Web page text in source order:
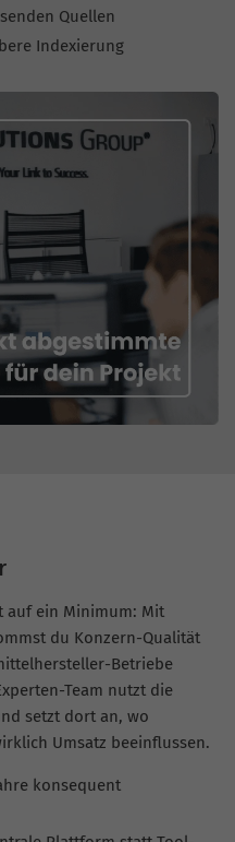
Quellen
Indexierung
auf ein Minimum: Mit
du Konzern-Qualität
Betriebe
Team nutzt die
setzt dort an, wo
Umsatz beeinflussen.
konsequent